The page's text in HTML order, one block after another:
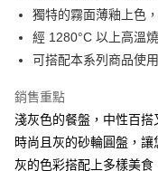
悠遊付
AFTEE先享後付
【關於「AFTEE先享後付」】
AFTEE先享後付是「在收到
便利好安心！
１．簡單：不需註冊會員、
２．便利：只要手機號碼，
ATM付款
獨特的霧面薄釉上色
經 1280°C 以上高溫
可搭配本系列商品使
銷售重點
淺灰色的餐盤，中性百搭
時尚且灰的砂輪圓盤，讓
灰的色彩搭配上多樣美食